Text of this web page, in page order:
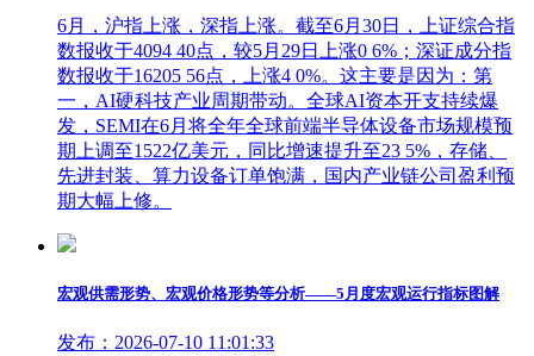
6月，沪指上涨，深指上涨。截至6月30日，上证综合指
数报收于4094 40点，较5月29日上涨0 6%；深证成分指
数报收于16205 56点，上涨4 0%。这主要是因为：第
一，AI硬科技产业周期带动。全球AI资本开支持续爆
发，SEMI在6月将全年全球前端半导体设备市场规模预
期上调至1522亿美元，同比增速提升至23 5%，存储、
先进封装、算力设备订单饱满，国内产业链公司盈利预
期大幅上修。
宏观供需形势、宏观价格形势等分析——5月度宏观运行指标图解
发布：2026-07-10 11:01:33